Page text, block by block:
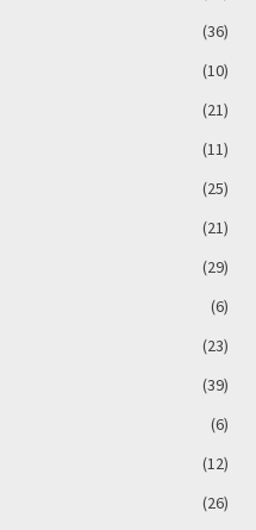
(36)
(10)
(21)
(11)
(25)
(21)
(29)
(6)
(23)
(39)
(6)
(12)
(26)